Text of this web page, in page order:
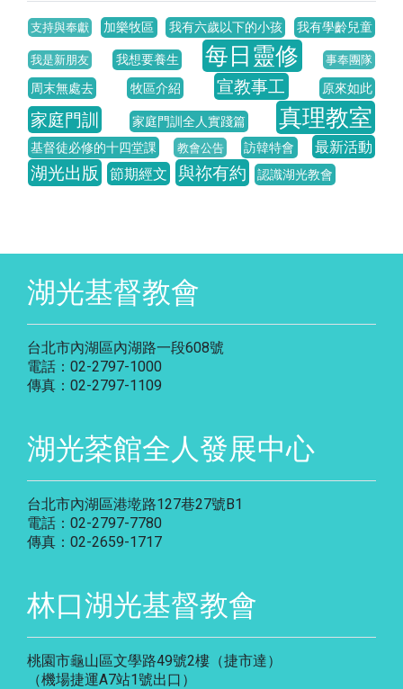
支持與奉獻 加樂牧區 我有六歲以下的小孩 我有學齡兒童
我是新朋友 我想要養生 每日靈修 事奉團隊
周末無處去 牧區介紹 宣教事工 原來如此
家庭門訓 家庭門訓全人實踐篇 真理教室
基督徒必修的十四堂課 教會公告 訪韓特會 最新活動
湖光出版 節期經文 與祢有約 認識湖光教會
湖光基督教會
台北市內湖區內湖路一段608號
電話：02-2797-1000
傳真：02-2797-1109
湖光棻館全人發展中心
台北市內湖區港墘路127巷27號B1
電話：02-2797-7780
傳真：02-2659-1717
林口湖光基督教會
桃園市龜山區文學路49號2樓（捷市達）
（機場捷運A7站1號出口）